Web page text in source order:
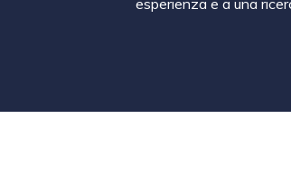
esperienza e a una